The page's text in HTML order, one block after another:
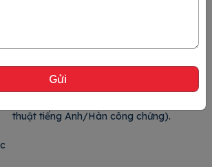
thuật tiếng Anh/Hàn công chứng).